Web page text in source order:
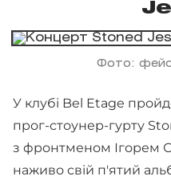
Фото:
У клубі Bel Etage
прог-стоунер-гурту
з фронтменом Ігорем
наживо свій п'ятий